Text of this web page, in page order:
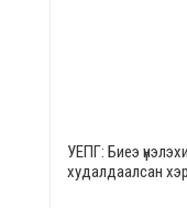
УЕПГ: Биеэ
худалдаалсан